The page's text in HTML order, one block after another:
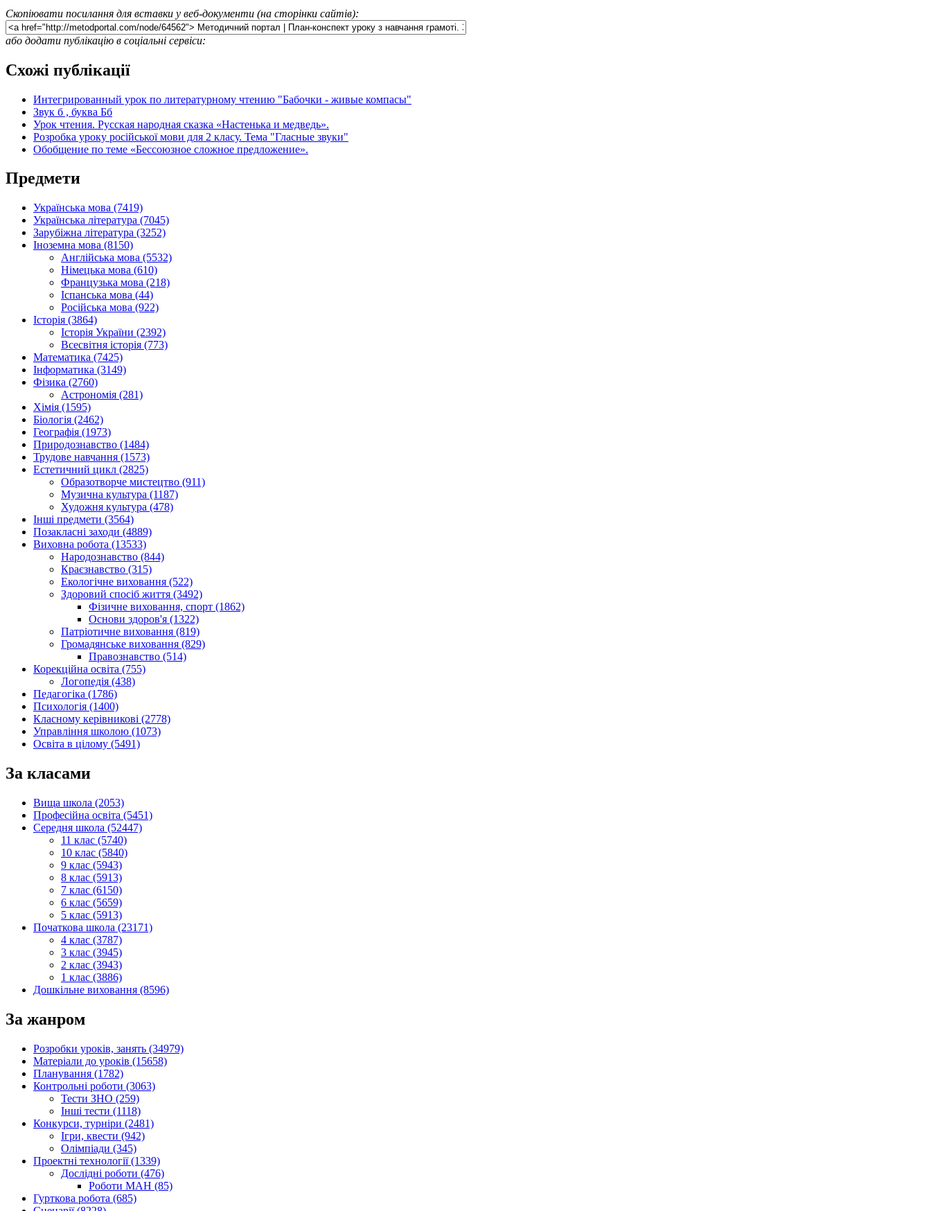
Скопіювати посилання для вставки у веб-документи (на сторінки сайтів):
або додати публікацію в соціальні сервіси:
Схожі публікації
Интегрированный урок по литературному чтению "Бабочки - живые компасы"
Звук б , буква Бб
Урок чтения. Русская народная сказка «Настенька и медведь».
Розробка уроку російської мови для 2 класу. Тема "Гласные звуки"
Обобщение по теме «Бессоюзное сложное предложение».
Предмети
Українська мова (7419)
Українська література (7045)
Зарубіжна література (3252)
Іноземна мова (8150)
Англійська мова (5532)
Німецька мова (610)
Французька мова (218)
Іспанська мова (44)
Російська мова (922)
Історія (3864)
Історія України (2392)
Всесвітня історія (773)
Математика (7425)
Інформатика (3149)
Фізика (2760)
Астрономія (281)
Хімія (1595)
Біологія (2462)
Географія (1973)
Природознавство (1484)
Трудове навчання (1573)
Естетичний цикл (2825)
Образотворче мистецтво (911)
Музична культура (1187)
Художня культура (478)
Інші предмети (3564)
Позакласні заходи (4889)
Виховна робота (13533)
Народознавство (844)
Краєзнавство (315)
Екологічне виховання (522)
Здоровий спосіб життя (3492)
Фізичне виховання, спорт (1862)
Основи здоров'я (1322)
Патріотичне виховання (819)
Громадянське виховання (829)
Правознавство (514)
Корекційна освіта (755)
Логопедія (438)
Педагогіка (1786)
Психологія (1400)
Класному керівникові (2778)
Управління школою (1073)
Освіта в цілому (5491)
За класами
Вища школа (2053)
Професійна освіта (5451)
Середня школа (52447)
11 клас (5740)
10 клас (5840)
9 клас (5943)
8 клас (5913)
7 клас (6150)
6 клас (5659)
5 клас (5913)
Початкова школа (23171)
4 клас (3787)
3 клас (3945)
2 клас (3943)
1 клас (3886)
Дошкільне виховання (8596)
За жанром
Розробки уроків, занять (34979)
Матеріали до уроків (15658)
Планування (1782)
Контрольні роботи (3063)
Тести ЗНО (259)
Інші тести (1118)
Конкурси, турніри (2481)
Ігри, квести (942)
Олімпіади (345)
Проектні технології (1339)
Дослідні роботи (476)
Роботи МАН (85)
Гурткова робота (685)